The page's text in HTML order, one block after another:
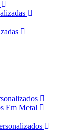
Em Metal